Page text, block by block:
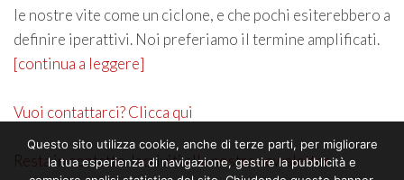
le nostre vite come un ciclone, e che pochi esiterebbero a
definire iperattivi. Noi preferiamo il termine amplificati.
[continua a leggere]
Vuoi contattarci? Clicca qui
Resta in contatto. Iscriviti alla nostra newsletter
Questo sito utilizza cookie, anche di terze parti, per migliorare
la tua esperienza di navigazione, gestire la pubblicità e